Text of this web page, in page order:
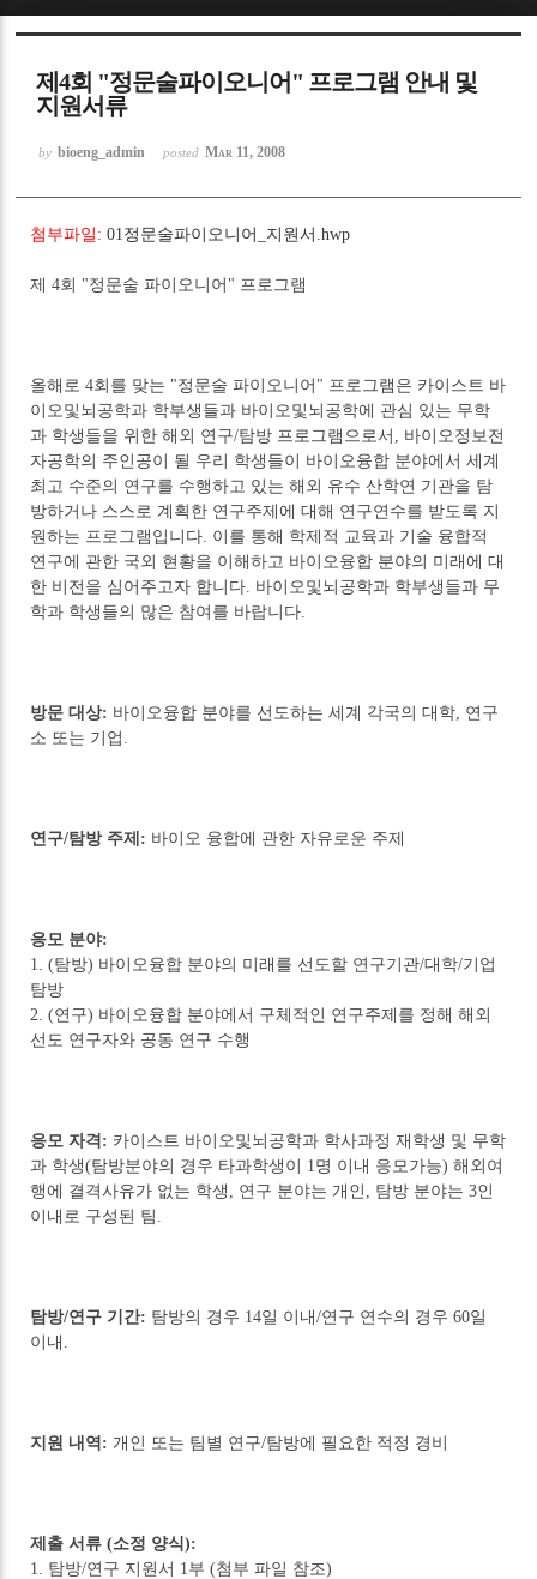
제4회 "정문술파이오니어" 프로그램 안내 및
지원서류
by bioeng_admin posted Mar 11, 2008
첨부파일:01정문술파이오니어_지원서.hwp
제 4회 "정문술 파이오니어" 프로그램
올해로 4회를 맞는 "정문술 파이오니어" 프로그램은 카이스트 바
이오및뇌공학과 학부생들과 바이오및뇌공학에 관심 있는 무학
과 학생들을 위한 해외 연구/탐방 프로그램으로서, 바이오정보전
자공학의 주인공이 될 우리 학생들이 바이오융합 분야에서 세계
최고 수준의 연구를 수행하고 있는 해외 유수 산학연 기관을 탐
방하거나 스스로 계획한 연구주제에 대해 연구연수를 받도록 지
원하는 프로그램입니다. 이를 통해 학제적 교육과 기술 융합적
연구에 관한 국외 현황을 이해하고 바이오융합 분야의 미래에 대
한 비전을 심어주고자 합니다. 바이오및뇌공학과 학부생들과 무
학과 학생들의 많은 참여를 바랍니다.
방문 대상: 바이오융합 분야를 선도하는 세계 각국의 대학, 연구
소 또는 기업.
연구/탐방 주제: 바이오 융합에 관한 자유로운 주제
응모 분야:
1. (탐방) 바이오융합 분야의 미래를 선도할 연구기관/대학/기업
탐방
2. (연구) 바이오융합 분야에서 구체적인 연구주제를 정해 해외
선도 연구자와 공동 연구 수행
응모 자격: 카이스트 바이오및뇌공학과 학사과정 재학생 및 무학
과 학생(탐방분야의 경우 타과학생이 1명 이내 응모가능) 해외여
행에 결격사유가 없는 학생, 연구 분야는 개인, 탐방 분야는 3인
이내로 구성된 팀.
탐방/연구 기간: 탐방의 경우 14일 이내/연구 연수의 경우 60일
이내.
지원 내역: 개인 또는 팀별 연구/탐방에 필요한 적정 경비
제출 서류 (소정 양식):
1. 탐방/연구 지원서 1부 (첨부 파일 참조)
Sketchbook5, 스케치북5
Sketchbook5, 스케치북5